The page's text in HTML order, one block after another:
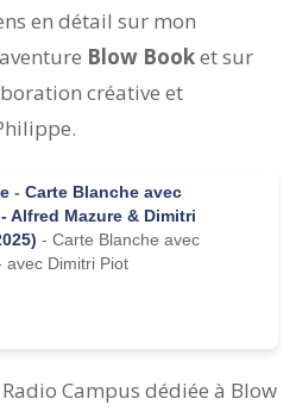
en détail sur mon
Blow Booket sur
créative et
Campus dédiée à Blow